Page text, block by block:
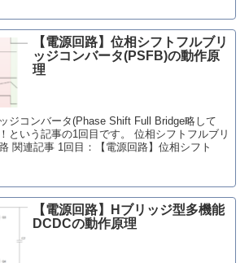
【電源回路】位相シフトフルブリ
ッジコンバータ(PSFB)の動作原
理
ジコンバータ(Phase Shift Full Bridge略して
という記事の1回目です。 位相シフトフルブリ
関連記事 1回目：【電源回路】位相シフト
【電源回路】Hブリッジ型多機能
DCDCの動作原理